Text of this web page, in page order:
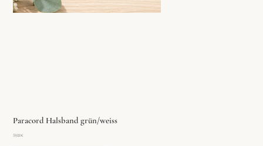
Paracord Halsband grün/weiss
Preis
59,00 €